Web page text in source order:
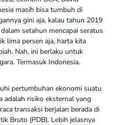
masih bisa tumbuh di
gini aja, kalau tahun 2019
setahun mencapai seratus
lima persen aja, harta kita
Nah, ini berlaku untuk
Termasuk Indonesia.
pertumbuhan ekonomi suatu
adalah risiko eksternal yang
transaksi berjalan berada di
Bruto (PDB). Lebih jelasnya